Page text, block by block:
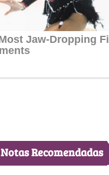
Notas Recomendadas